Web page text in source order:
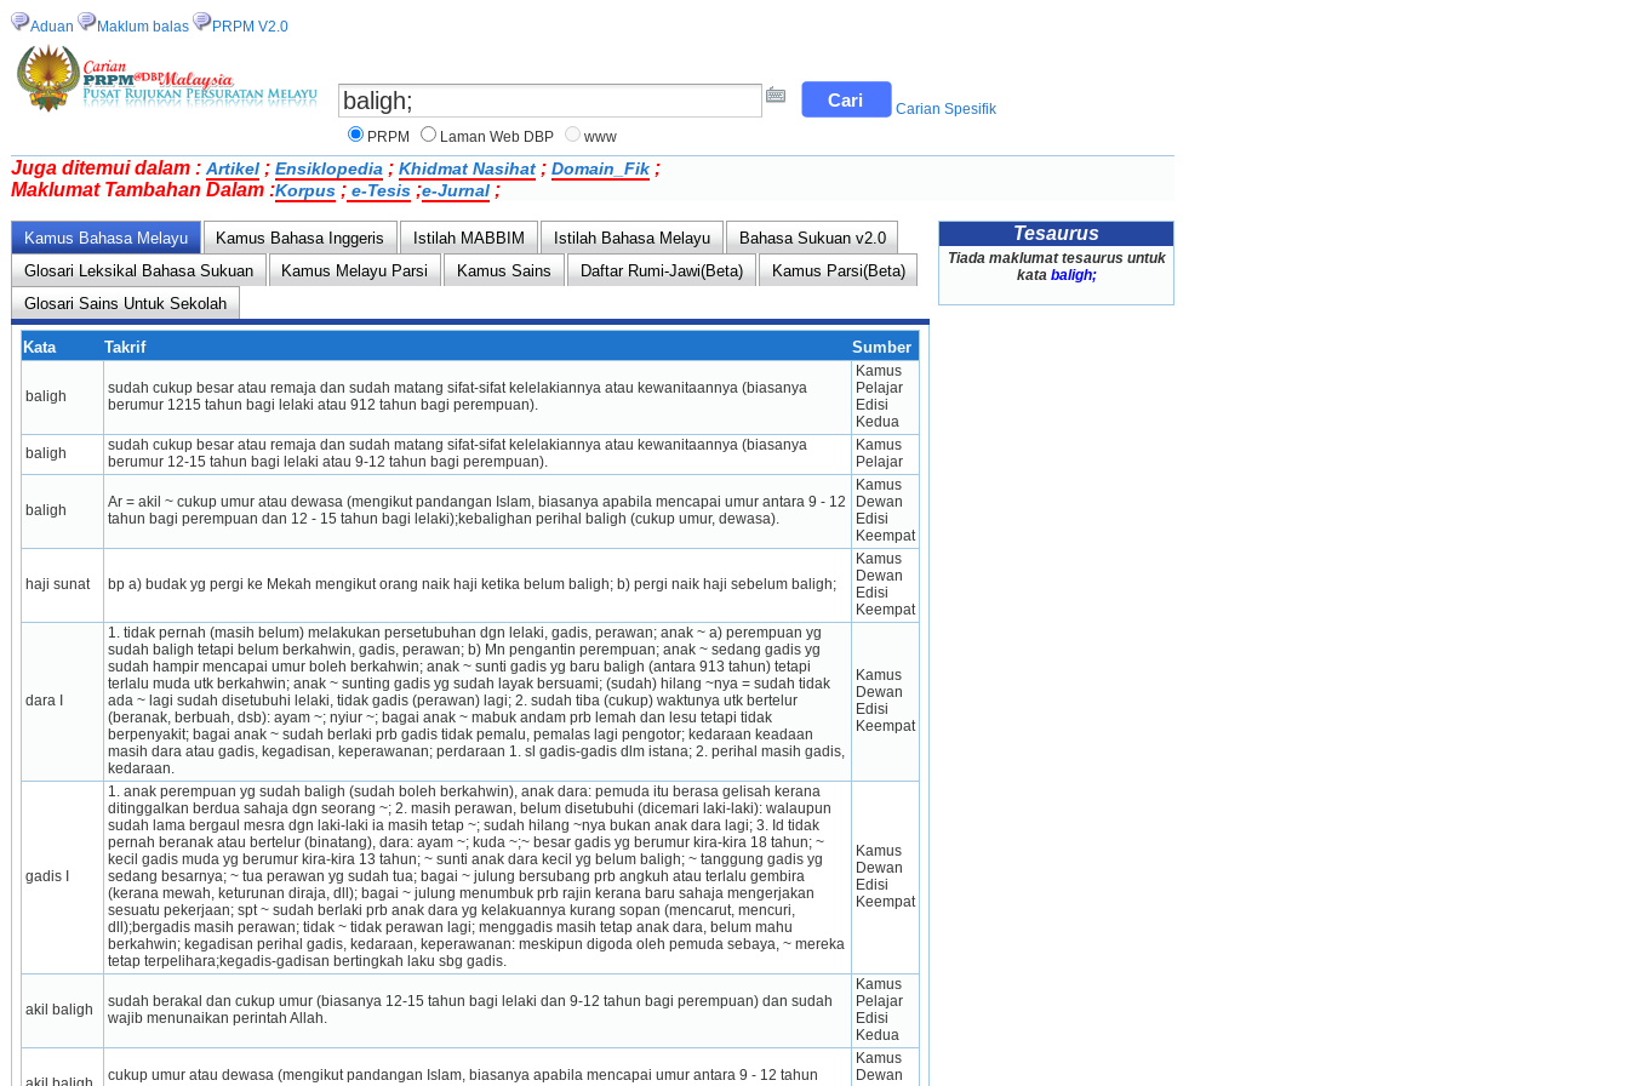
Aduan Maklum balas PRPM V2.0
Carian Spesifik
PRPM
Laman Web DBP www
Juga ditemui dalam : Artikel ; Ensiklopedia ; Khidmat Nasihat ; Domain_Fik ;
Maklumat Tambahan Dalam :Korpus ; e-Tesis ;e-Jurnal ;
Kamus Bahasa Melayu Kamus Bahasa Inggeris Istilah MABBIM Istilah Bahasa Melayu
Bahasa Sukuan v2.0
Glosari Leksikal Bahasa Sukuan
Kamus Melayu Parsi Kamus Sains Daftar Rumi-Jawi(Beta)
Kamus Parsi(Beta)
Glosari Sains Untuk Sekolah
Kata Takrif Sumber
baligh
sudah cukup besar atau remaja dan sudah matang sifat-sifat kelelakiannya atau kewanitaannya (biasanya
berumur 1215 tahun bagi lelaki atau 912 tahun bagi perempuan).
Kamus
Pelajar
Edisi
Kedua
baligh
sudah cukup besar atau remaja dan sudah matang sifat-sifat kelelakiannya atau kewanitaannya (biasanya
berumur 12-15 tahun bagi lelaki atau 9-12 tahun bagi perempuan).
Kamus
Pelajar
baligh
Ar = akil ~ cukup umur atau dewasa (mengikut pandangan Islam, biasanya apabila mencapai umur antara 9 - 12
tahun bagi perempuan dan 12 - 15 tahun bagi lelaki);kebalighan perihal baligh (cukup umur, dewasa).
Kamus
Dewan
Edisi
Keempat
haji sunat bp a) budak yg pergi ke Mekah mengikut orang naik haji ketika belum baligh; b) pergi naik haji sebelum baligh;
Kamus
Dewan
Edisi
Keempat
dara I
1. tidak pernah (masih belum) me­lakukan persetubuhan dgn lelaki, gadis, perawan; anak ~ a) perempuan yg
sudah baligh tetapi belum berkahwin, gadis, perawan; b) Mn pengantin perempuan; anak ~ sedang gadis yg
sudah hampir mencapai umur boleh berkahwin; anak ~ sunti gadis yg baru baligh (antara 913 tahun) tetapi
terlalu muda utk berkahwin; anak ~ sunting gadis yg sudah layak bersuami; (sudah) hilang ~nya = sudah tidak
ada ~ lagi sudah disetubuhi lelaki, tidak gadis (perawan) lagi; 2. sudah tiba (cukup) waktunya utk bertelur
(beranak, berbuah, dsb): ayam ~; nyiur ~; bagai anak ~ mabuk andam prb lemah dan lesu tetapi tidak
berpenyakit; bagai anak ~ sudah berlaki prb gadis tidak pemalu, pemalas lagi pengotor; kedaraan keadaan
masih dara atau gadis, kegadisan, keperawanan; perdaraan 1. sl gadis-gadis dlm istana; 2. perihal masih gadis,
kedaraan.
Kamus
Dewan
Edisi
Keempat
gadis I
1. anak perempuan yg sudah baligh (sudah boleh berkahwin), anak dara: pemuda itu berasa gelisah kerana
ditinggalkan berdua sahaja dgn seorang ~; 2. masih perawan, belum disetubuhi (dicemari laki-laki): walaupun
sudah lama bergaul mesra dgn laki-laki ia masih tetap ~; sudah hilang ~nya bukan anak dara lagi; 3. Id tidak
pernah beranak atau bertelur (binatang), dara: ayam ~; kuda ~;~ besar gadis yg berumur kira-kira 18 tahun; ~
kecil gadis muda yg berumur kira-kira 13 tahun; ~ sunti anak dara kecil yg belum baligh; ~ tanggung gadis yg
sedang besarnya; ~ tua perawan yg sudah tua; bagai ~ julung bersubang prb angkuh atau terlalu gembira
(kerana mewah, keturunan diraja, dll); bagai ~ julung menumbuk prb rajin kerana baru sahaja mengerjakan
sesuatu pekerjaan; spt ~ sudah berlaki prb anak dara yg kelakuannya kurang sopan (mencarut, mencuri,
dll);bergadis masih perawan; tidak ~ tidak perawan lagi; menggadis masih tetap anak dara, belum mahu
berkahwin; kegadisan perihal gadis, kedaraan, keperawanan: meskipun digoda oleh pemuda sebaya, ~ mereka
tetap terpelihara;kegadis-gadisan bertingkah laku sbg gadis.
Kamus
Dewan
Edisi
Keempat
akil baligh
sudah berakal dan cukup umur (biasanya 12-15 tahun bagi lelaki dan 9-12 tahun bagi perempuan) dan sudah
wajib menunaikan perintah Allah.
Kamus
Pelajar
Edisi
Kedua
cukup umur atau dewasa (mengikut pandangan Islam, biasanya apabila mencapai umur antara 9 - 12 tahun
Kamus
Dewan
Tesaurus
Tiada maklumat tesaurus untuk
kata baligh;